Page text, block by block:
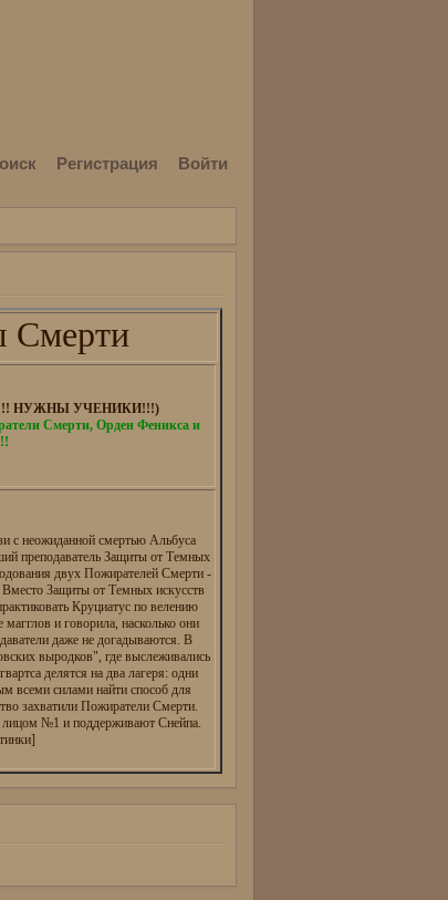
Регистрация Войти
НУЖНЫ УЧЕНИКИ!!!)
Смерти, Орден Феникса и
с неожиданной смертью Альбуса
преподаватель Защиты от Темных
двух Пожирателей Смерти -
Защиты от Темных искусств
Круциатус по велению
и говорила, насколько они
даже не догадываются. В
выродков", где выслеживались
делятся на два лагеря: одни
всеми силами найти способ для
захватили Пожиратели Смерти.
лицом №1 и поддерживают Снейпа.